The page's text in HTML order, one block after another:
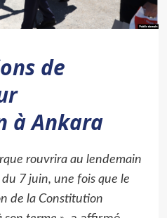
de
à Ankara
rouvrira au lendemain
7 juin, une fois que le
de la Constitution